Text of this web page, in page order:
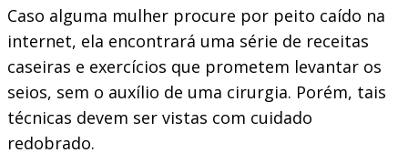
Caso alguma mulher procure por peito caído na
internet, ela encontrará uma série de receitas
caseiras e exercícios que prometem levantar os
seios, sem o auxílio de uma cirurgia. Porém, tais
técnicas devem ser vistas com cuidado
redobrado.